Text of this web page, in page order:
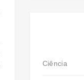
Ciência